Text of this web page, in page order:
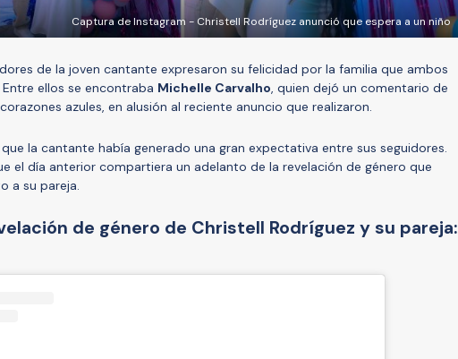
Captura de Instagram - Christell Rodríguez anunció que espera a un niño
de la joven cantante expresaron su felicidad por la familia que ambos
ellos se encontraba Michelle Carvalho, quien dejó un comentario de
azules, en alusión al reciente anuncio que realizaron.
la cantante había generado una gran expectativa entre sus seguidores.
el día anterior compartiera un adelanto de la revelación de género que
a su pareja.
de género de Christell Rodríguez y su pareja: